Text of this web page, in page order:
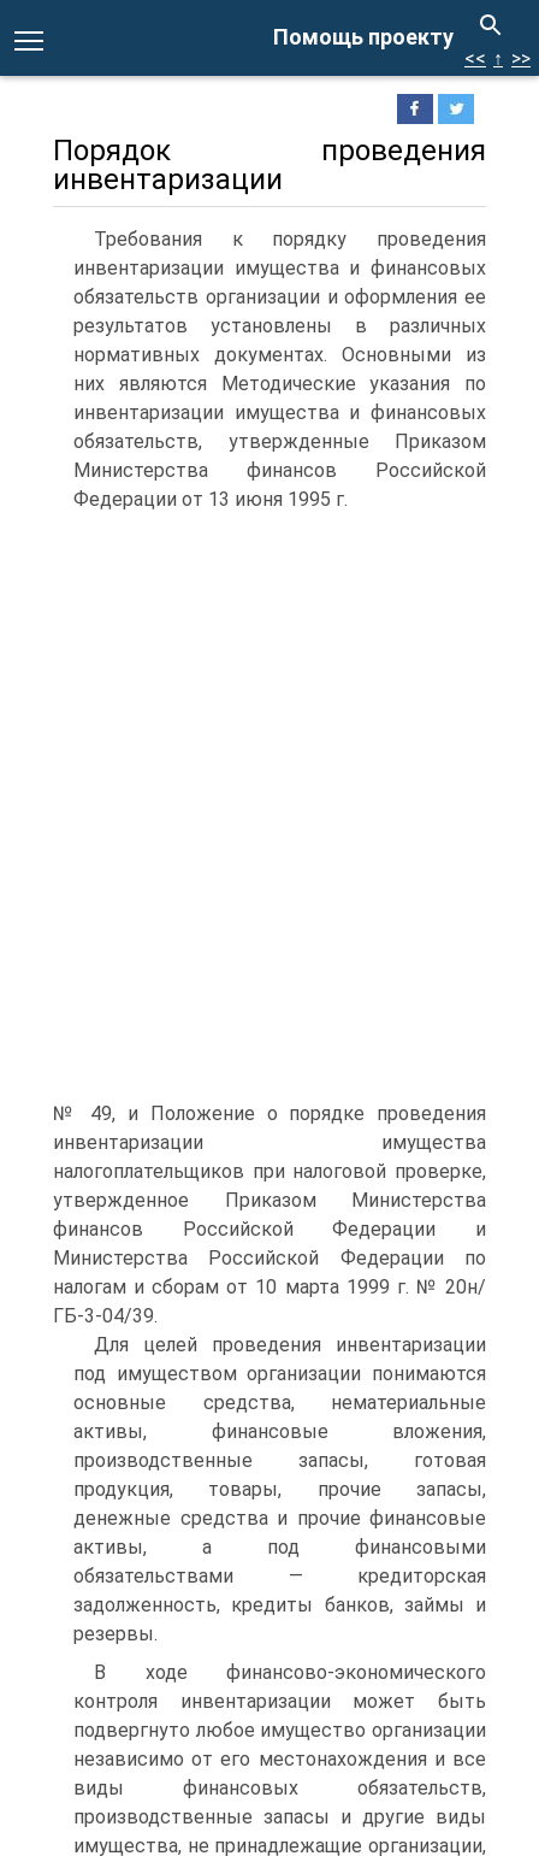
Помощь проекту
<< ↑ >>
Порядок проведения
инвентаризации
Требования к порядку проведения
инвентаризации имущества и финансовых
обязательств организации и оформления ее
результатов установлены в различных
нормативных документах. Основными из
них являются Методические указания по
инвентаризации имущества и финансовых
обязательств, утвержденные Приказом
Министерства финансов Российской
Федерации от 13 июня 1995 г.
№ 49, и Положение о порядке проведения
инвентаризации имущества
налогоплательщиков при налоговой проверке,
утвержденное Приказом Министерства
финансов Российской Федерации и
Министерства Российской Федерации по
налогам и сборам от 10 марта 1999 г. № 20н/
ГБ-3-04/39.
Для целей проведения инвентаризации
под имуществом организации понимаются
основные средства, нематериальные
активы, финансовые вложения,
производственные запасы, готовая
продукция, товары, прочие запасы,
денежные средства и прочие финансовые
активы, а под финансовыми
обязательствами — кредиторская
задолженность, кредиты банков, займы и
резервы.
В ходе финансово-экономического
контроля инвентаризации может быть
подвергнуто любое имущество организации
независимо от его местонахождения и все
виды финансовых обязательств,
производственные запасы и другие виды
имущества, не принадлежащие организации,